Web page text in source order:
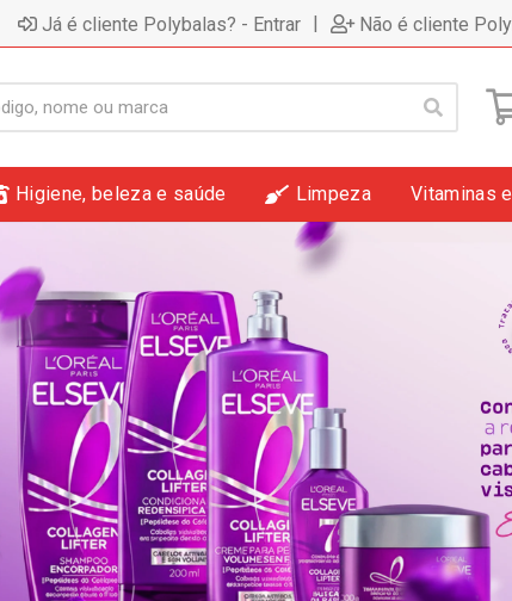
Já é cliente Polybalas? - Entrar | Não é cliente
Higiene, beleza e saúde Limpeza Vitaminas